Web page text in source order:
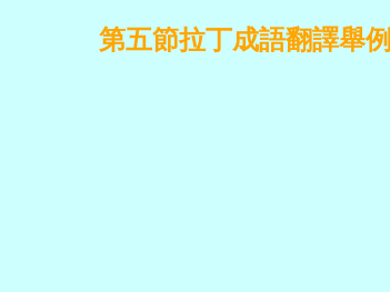
第五節拉丁成語翻譯舉例